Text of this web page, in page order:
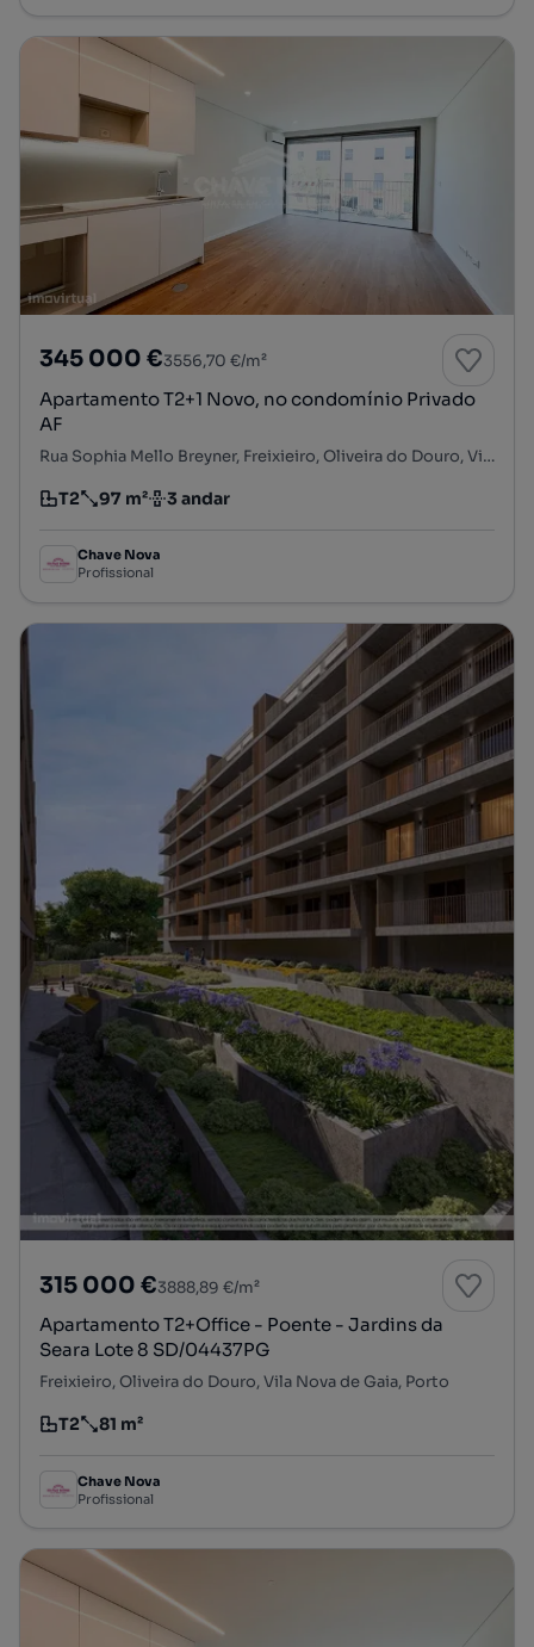
345 000 €3556,70 €/m²
Apartamento T2+1 Novo, no condomínio Privado
AF
Rua Sophia Mello Breyner, Freixieiro, Oliveira do Douro, Vila Nova de Gaia, Porto
Tipologia
T2
Preço por metro quadrado
97 m²
Andar 3 andar
Chave Nova
Profissional
315 000 €3888,89 €/m²
Apartamento T2+Office - Poente - Jardins da
Seara Lote 8 SD/04437PG
Freixieiro, Oliveira do Douro, Vila Nova de Gaia, Porto
Tipologia
T2
Preço por metro quadrado
81 m²
Chave Nova
Profissional